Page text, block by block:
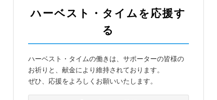
ハーベスト・タイムを応援す
る
ハーベスト・タイムの働きは、サポーターの皆様の
お祈りと、献金により維持されております。
ぜひ、応援をよろしくお願いいたします。